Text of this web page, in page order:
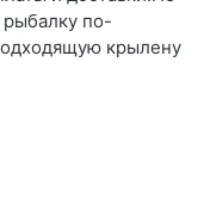
по-
крылену